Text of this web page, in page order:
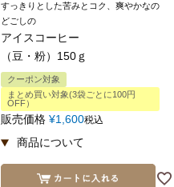
すっきりとした苦みとコク、爽やかなの
どごしの
アイスコーヒー
（豆・粉）150ｇ
クーポン対象
まとめ買い対象(3袋ごとに100円
OFF）
販売価格 ¥1,600税込